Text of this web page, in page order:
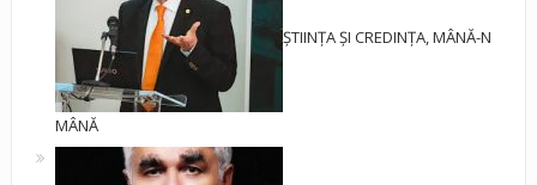
ȘTIINȚA ȘI CREDINȚA, MÂNĂ-N
MÂNĂ